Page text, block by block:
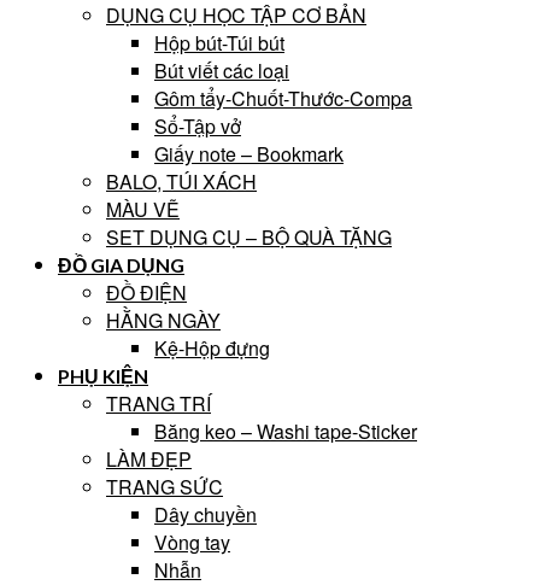
DỤNG CỤ HỌC TẬP CƠ BẢN
Hộp bút-Túi bút
Bút viết các loại
Gôm tẩy-Chuốt-Thước-Compa
Sổ-Tập vở
Giấy note – Bookmark
BALO, TÚI XÁCH
MÀU VẼ
SET DỤNG CỤ – BỘ QUÀ TẶNG
ĐỒ GIA DỤNG
ĐỒ ĐIỆN
HẰNG NGÀY
Kệ-Hộp đựng
PHỤ KIỆN
TRANG TRÍ
Băng keo – Washi tape-Sticker
LÀM ĐẸP
TRANG SỨC
Dây chuyền
Vòng tay
Nhẫn